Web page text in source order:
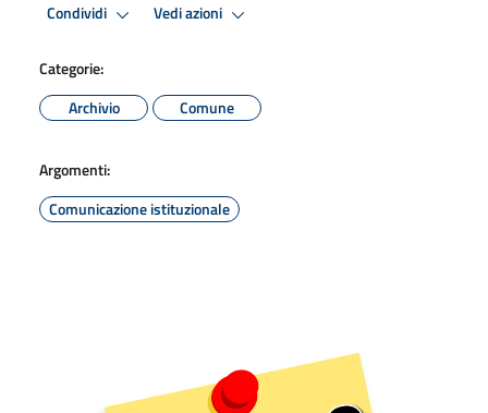
Condividi Vedi azioni
Categorie:
Archivio
Comune
Argomenti:
Comunicazione istituzionale